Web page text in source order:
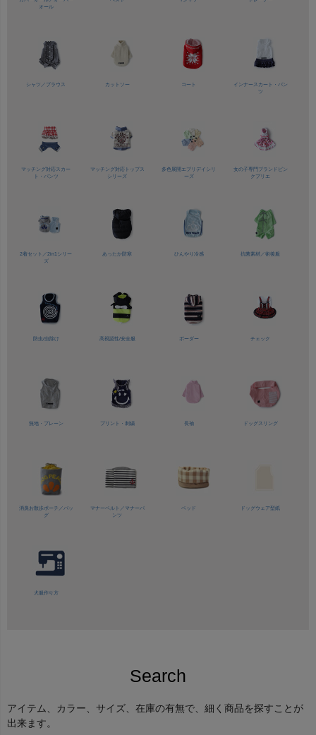
オール
シャツ／ ブラウス カットソー コート
インナースカート・パン
ツ
マッチング対応スカー
ト・パンツ
マッチング対応トップス
シリーズ
多色展開 エブリデイシリ
ーズ
女の子専門ブランド ピン
クプリエ
2着セット／2in1シリー
ズ
あったか防寒 ひんやり冷感 抗菌素材／ 術後服
防虫/虫除け 高視認性/安全服 ボーダー チェック
無地・プレーン プリント・刺繍 長袖 ドッグスリング
消臭お散歩ポーチ／バッ
グ
マナーベルト／ マナーパ
ンツ
ベッド ドッグウェア型紙
犬服作り方
Search
アイテム、カラー、サイズ、在庫の有無で、細く商品を探すことが
出来ます。